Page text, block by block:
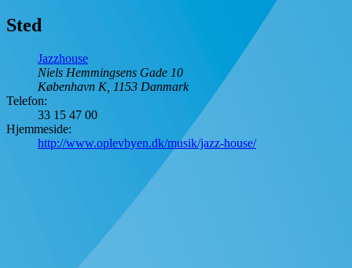
Sted
Jazzhouse
Niels Hemmingsens Gade 10
København K, 1153 Danmark
Telefon:
33 15 47 00
Hjemmeside:
http://www.oplevbyen.dk/musik/jazz-house/